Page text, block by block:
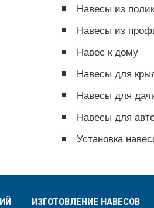
Навесы из
Навесы из
Навес к дому
Навесы для
Навесы для
Навесы для
Установка
ИЗГОТОВЛЕНИЕ НАВЕСОВ